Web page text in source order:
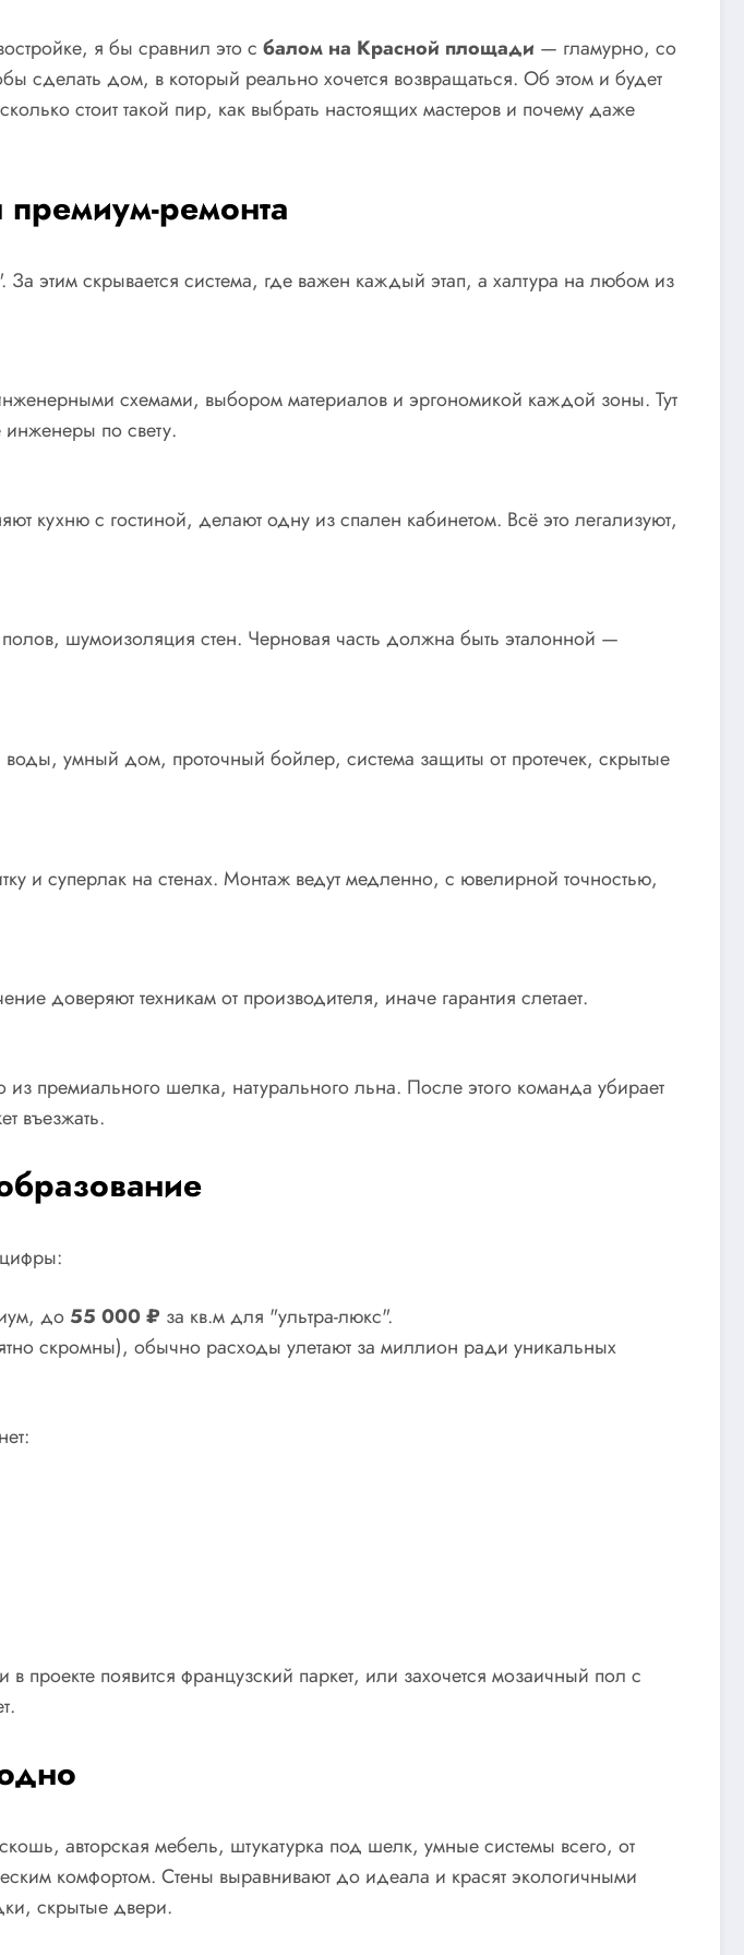
я бы сравнил это с балом на Красной площади — гламурно, со
сделать дом, в который реально хочется возвращаться. Об этом и будет
стоит такой пир, как выбрать настоящих мастеров и почему даже
ремонта
этим скрывается система, где важен каждый этап, а халтура на любом из
схемами, выбором материалов и эргономикой каждой зоны. Тут
по свету.
кухню с гостиной, делают одну из спален кабинетом. Всё это легализуют,
шумоизоляция стен. Черновая часть должна быть эталонной —
умный дом, проточный бойлер, система защиты от протечек, скрытые
и суперлак на стенах. Монтаж ведут медленно, с ювелирной точностью,
доверяют техникам от производителя, иначе гарантия слетает.
премиального шелка, натурального льна. После этого команда убирает
въезжать.
до 55 000 ₽ за кв.м для "ультра-люкс".
скромны), обычно расходы улетают за миллион ради уникальных
проекте появится французский паркет, или захочется мозаичный пол с
авторская мебель, штукатурка под шелк, умные системы всего, от
комфортом. Стены выравнивают до идеала и красят экологичными
скрытые двери.